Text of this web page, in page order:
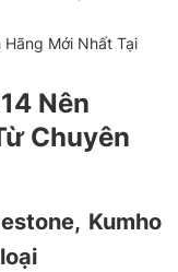
Hãng Mới Nhất Tại
Nên
Chuyên
Kumho